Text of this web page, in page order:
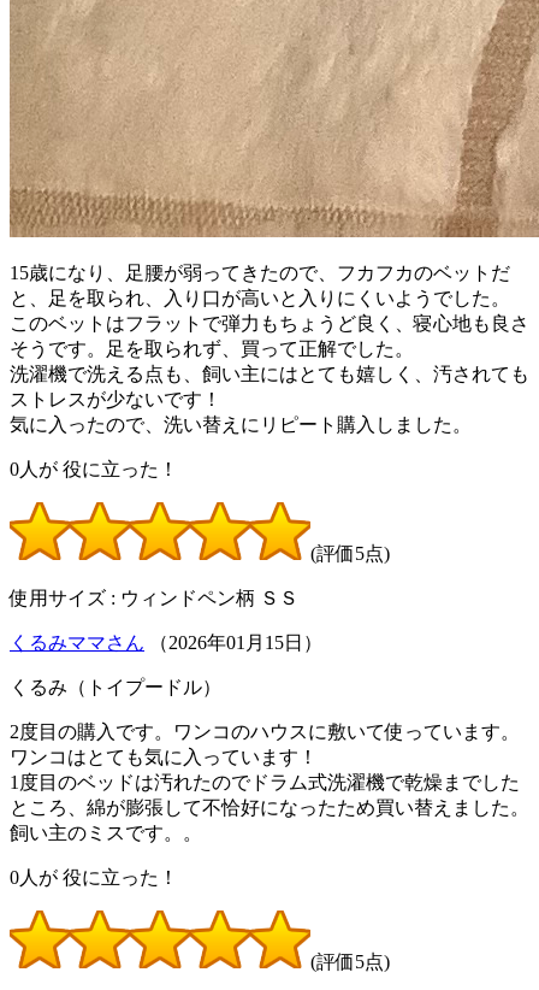
15歳になり、足腰が弱ってきたので、フカフカのベットだ
と、足を取られ、入り口が高いと入りにくいようでした。
このベットはフラットで弾力もちょうど良く、寝心地も良さ
そうです。足を取られず、買って正解でした。
洗濯機で洗える点も、飼い主にはとても嬉しく、汚されても
ストレスが少ないです！
気に入ったので、洗い替えにリピート購入しました。
0人が 役に立った！
(評価5点)
使用サイズ : ウィンドペン柄 ＳＳ
くるみママさん （2026年01 月 15日）
くるみ（トイプードル）
2度目の購入です。ワンコのハウスに敷いて使っています。
ワンコはとても気に入っています！
1度目のベッドは汚れたのでドラム式洗濯機で乾燥までした
ところ、綿が膨張して不恰好になったため買い替えました。
飼い主のミスです。。
0人が 役に立った！
(評価5点)